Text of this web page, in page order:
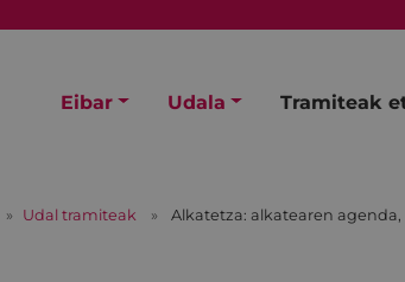
Eibar Udala Tramiteak
Udal tramiteak
Alkatetza: alkatearen